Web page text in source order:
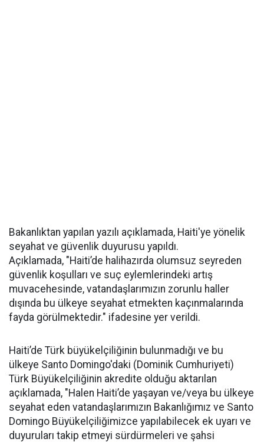
Bakanlıktan yapılan yazılı açıklamada, Haiti'ye yönelik
seyahat ve güvenlik duyurusu yapıldı.
Açıklamada, "Haiti’de halihazırda olumsuz seyreden
güvenlik koşulları ve suç eylemlerindeki artış
muvacehesinde, vatandaşlarımızın zorunlu haller
dışında bu ülkeye seyahat etmekten kaçınmalarında
fayda görülmektedir." ifadesine yer verildi.
Haiti’de Türk büyükelçiliğinin bulunmadığı ve bu
ülkeye Santo Domingo'daki (Dominik Cumhuriyeti)
Türk Büyükelçiliğinin akredite olduğu aktarılan
açıklamada, "Halen Haiti’de yaşayan ve/veya bu ülkeye
seyahat eden vatandaşlarımızın Bakanlığımız ve Santo
Domingo Büyükelçiliğimizce yapılabilecek ek uyarı ve
duyuruları takip etmeyi sürdürmeleri ve şahsi